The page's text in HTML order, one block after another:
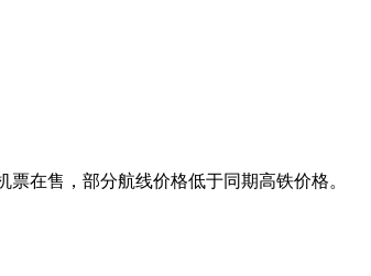
在售，部分航线价格低于同期高铁价格。